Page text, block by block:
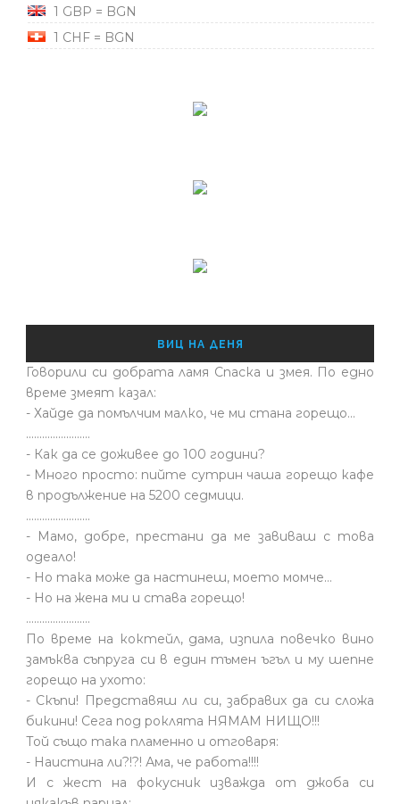
1 GBP = BGN
1 CHF = BGN
ВИЦ НА ДЕНЯ
Говорили си добрата ламя Спаска и змея. По едно
време змеят казал:
- Хайде да помълчим малко, че ми стана горещо...
........................
- Как да се доживее до 100 години?
- Много просто: пийте сутрин чаша горещо кафе
в продължение на 5200 седмици.
........................
- Мамо, добре, престани да ме завиваш с това
одеало!
- Но така може да настинеш, моето момче…
- Но на жена ми и става горещо!
........................
По време на коктейл, дама, изпила повечко вино
замъква съпруга си в един тъмен ъгъл и му шепне
горещо на ухото:
- Скъпи! Представяш ли си, забравих да си сложа
бикини! Сега под роклята НЯМАМ НИЩО!!!
Той също така пламенно и отговаря:
- Наистина ли?!?! Ама, че работа!!!!
И с жест на фокусник изважда от джоба си